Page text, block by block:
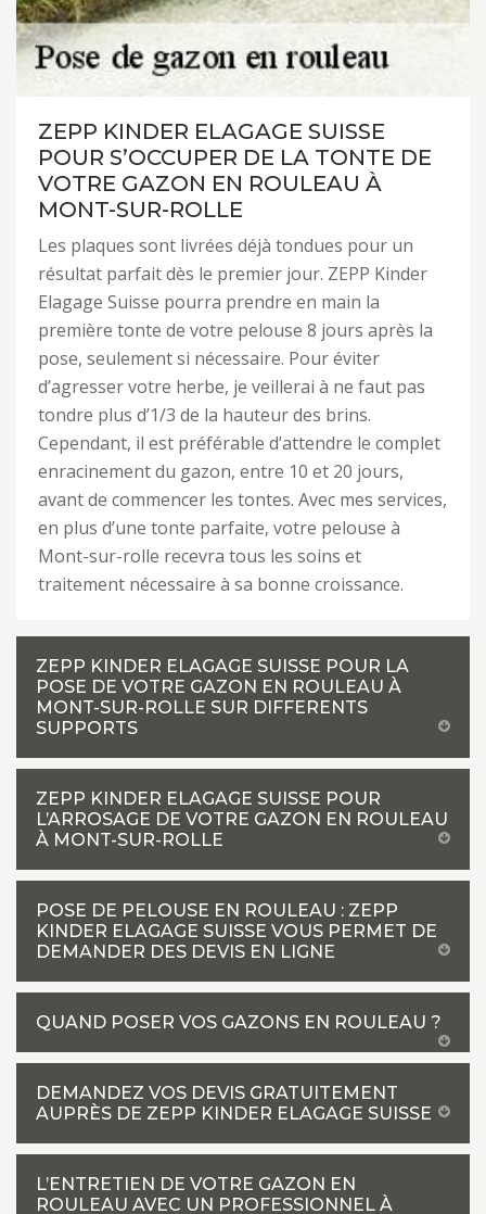
ZEPP KINDER ELAGAGE SUISSE
POUR S’OCCUPER DE LA TONTE DE
VOTRE GAZON EN ROULEAU À
MONT-SUR-ROLLE
Les plaques sont livrées déjà tondues pour un
résultat parfait dès le premier jour. ZEPP Kinder
Elagage Suisse pourra prendre en main la
première tonte de votre pelouse 8 jours après la
pose, seulement si nécessaire. Pour éviter
d’agresser votre herbe, je veillerai à ne faut pas
tondre plus d’1/3 de la hauteur des brins.
Cependant, il est préférable d’attendre le complet
enracinement du gazon, entre 10 et 20 jours,
avant de commencer les tontes. Avec mes services,
en plus d’une tonte parfaite, votre pelouse à
Mont-sur-rolle recevra tous les soins et
traitement nécessaire à sa bonne croissance.
ZEPP KINDER ELAGAGE SUISSE POUR LA
POSE DE VOTRE GAZON EN ROULEAU À
MONT-SUR-ROLLE SUR DIFFERENTS
SUPPORTS
ZEPP KINDER ELAGAGE SUISSE POUR
L’ARROSAGE DE VOTRE GAZON EN ROULEAU
À MONT-SUR-ROLLE
POSE DE PELOUSE EN ROULEAU : ZEPP
KINDER ELAGAGE SUISSE VOUS PERMET DE
DEMANDER DES DEVIS EN LIGNE
QUAND POSER VOS GAZONS EN ROULEAU ?
DEMANDEZ VOS DEVIS GRATUITEMENT
AUPRÈS DE ZEPP KINDER ELAGAGE SUISSE
L’ENTRETIEN DE VOTRE GAZON EN
ROULEAU AVEC UN PROFESSIONNEL À